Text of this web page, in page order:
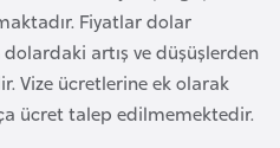
Fiyatlar dolar
artış ve düşüşlerden
Vize ücretlerine ek olarak
ücret talep edilmemektedir.